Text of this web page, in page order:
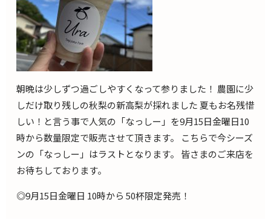
朝晩は少しずつ過ごしやすくなって参りました！ 農園に少
しだけ取り残しの秋梨の新高梨が採れました 夏もお名残惜
しい！と言う事で人気の「なっしー」を9月15日金曜日10
時から数量限定で販売させて頂きます。 こちらで今シーズ
ンの「なっしー」はラストとなります。 皆さまのご来店を
お待ちしております。
◎9月15日金曜日 10時から 50杯限定発売！